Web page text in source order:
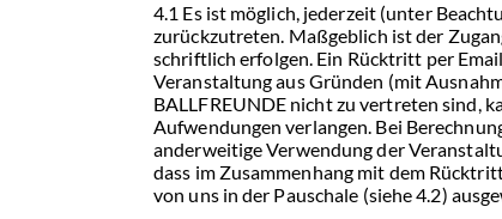
4.1 Es ist möglich, jederzeit (unter
zurückzutreten. Maßgeblich ist der
schriftlich erfolgen. Ein Rücktritt per
Veranstaltung aus Gründen (mit
BALLFREUNDE nicht zu vertreten sind,
Aufwendungen verlangen. Bei
anderweitige Verwendung der
dass im Zusammenhang mit dem
von uns in der Pauschale (siehe 4.2)